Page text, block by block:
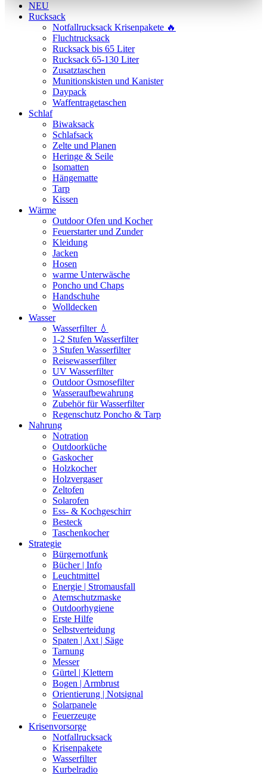
NEU
Rucksack
Notfallrucksack Krisenpakete 🔥
Fluchtrucksack
Rucksack bis 65 Liter
Rucksack 65-130 Liter
Zusatztaschen
Munitionskisten und Kanister
Daypack
Waffentragetaschen
Schlaf
Biwaksack
Schlafsack
Zelte und Planen
Heringe & Seile
Isomatten
Hängematte
Tarp
Kissen
Wärme
Outdoor Ofen und Kocher
Feuerstarter und Zunder
Kleidung
Jacken
Hosen
warme Unterwäsche
Poncho und Chaps
Handschuhe
Wolldecken
Wasser
Wasserfilter 💧
1-2 Stufen Wasserfilter
3 Stufen Wasserfilter
Reisewasserfilter
UV Wasserfilter
Outdoor Osmosefilter
Wasseraufbewahrung
Zubehör für Wasserfilter
Regenschutz Poncho & Tarp
Nahrung
Notration
Outdoorküche
Gaskocher
Holzkocher
Holzvergaser
Zeltofen
Solarofen
Ess- & Kochgeschirr
Besteck
Taschenkocher
Strategie
Bürgernotfunk
Bücher | Info
Leuchtmittel
Energie | Stromausfall
Atemschutzmaske
Outdoorhygiene
Erste Hilfe
Selbstverteidung
Spaten | Axt | Säge
Tarnung
Messer
Gürtel | Klettern
Bogen | Armbrust
Orientierung | Notsignal
Solarpanele
Feuerzeuge
Krisenvorsorge
Notfallrucksack
Krisenpakete
Wasserfilter
Kurbelradio